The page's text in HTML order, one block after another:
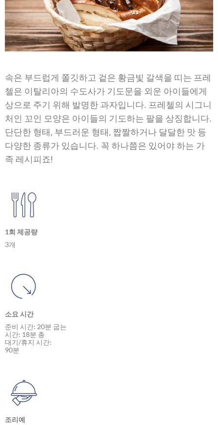
속은 부드럽게 쫄깃하고 겉은 황금빛 갈색을 띠는 프레
첼은 이탈리아의 수도사가 기도문을 외운 아이들에게
상으로 주기 위해 발명한 과자입니다. 프레첼의 시그니
처인 꼬인 모양은 아이들의 기도하는 팔을 상징합니다.
단단한 형태, 부드러운 형태, 짭짤하거나 달달한 맛 등
다양한 종류가 있습니다. 꼭 하나쯤은 있어야 하는 가
족 레시피죠!
1회 제공량
3개
소요 시간
준비 시간: 20분 굽는
시간: 18분 총
대기/휴지 시간:
90분
조리예